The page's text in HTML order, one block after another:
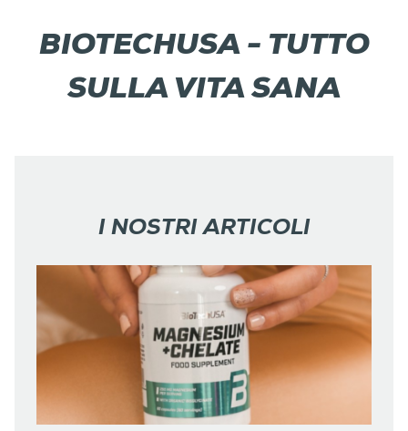
BIOTECHUSA - TUTTO
SULLA VITA SANA
I NOSTRI ARTICOLI